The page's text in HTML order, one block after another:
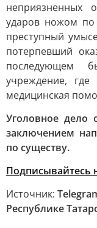
неприязненных
ударов ножом по
преступный
потерпевший
последующем
учреждение, где
медицинская
Уголовное дело
заключением
по существу.
Подписывайтесь
Источник:
Республике